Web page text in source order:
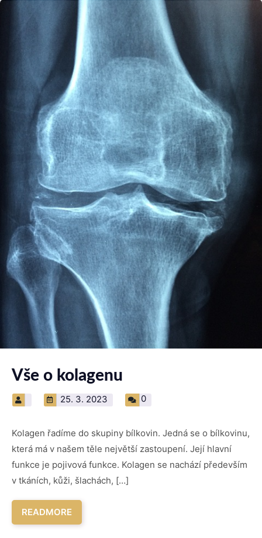
Vše o kolagenu
25. 3. 2023 0
Kolagen řadíme do skupiny bílkovin. Jedná se o bílkovinu,
která má v našem těle největší zastoupení. Její hlavní
funkce je pojivová funkce. Kolagen se nachází především
v tkáních, kůži, šlachách, […]
READMORE